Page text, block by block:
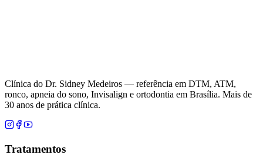
Clínica do Dr. Sidney Medeiros — referência em DTM, ATM,
ronco, apneia do sono, Invisalign e ortodontia em Brasília. Mais de
30 anos de prática clínica.
Tratamentos